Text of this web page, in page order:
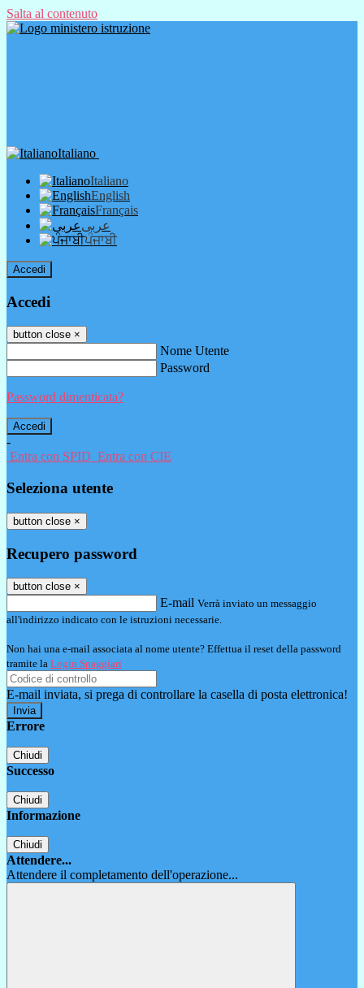
Salta al contenuto
Italiano
Italiano
English
Français
عربى
ਪੰਜਾਬੀ
Accedi
Accedi
button close ×
Nome Utente
Password
Password dimenticata?
-
Entra con SPID Entra con CIE
Seleziona utente
button close ×
Recupero password
button close ×
E-mail Verrà inviato un messaggio
all'indirizzo indicato con le istruzioni necessarie.
Non hai una e-mail associata al nome utente? Effettua il reset della password
tramite la Login Spaggiari
E-mail inviata, si prega di controllare la casella di posta elettronica!
Errore
Chiudi
Successo
Chiudi
Informazione
Chiudi
Attendere...
Attendere il completamento dell'operazione...